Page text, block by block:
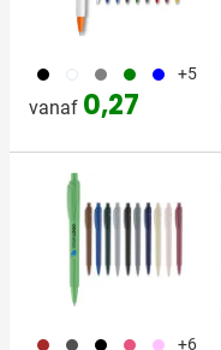
001 002 003 004 005 +5
vanaf 0,27
011 099 001 771 376 +6